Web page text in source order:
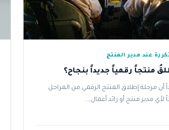
عند مدير المنتج
منتجاً رقمياً جديداً بنجاح؟
أن مرحلة إطلاق المنتج الرقمي من المراحل
لأي مدير منتج أو رائد أعمال,...